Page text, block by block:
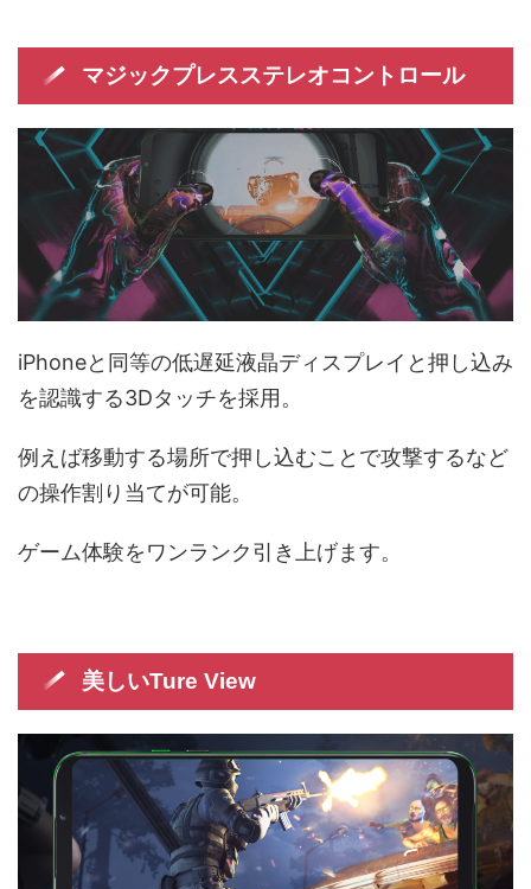
マジックプレスステレオコントロール
iPhoneと同等の低遅延液晶ディスプレイと押し込み
を認識する3Dタッチを採用。
例えば移動する場所で押し込むことで攻撃するなど
の操作割り当てが可能。
ゲーム体験をワンランク引き上げます。
美しいTure View